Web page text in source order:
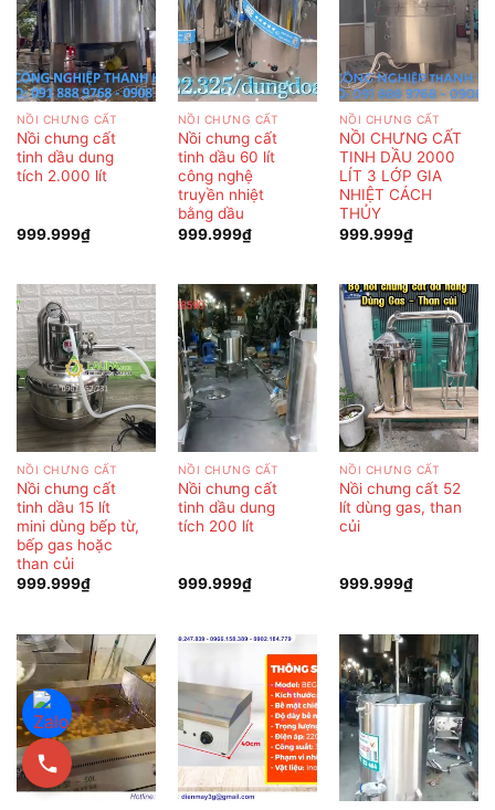
NỒI CHƯNG CẤT
Nồi chưng cất
tinh dầu dung
tích 2.000 lít
999.999₫
NỒI CHƯNG CẤT
Nồi chưng cất
tinh dầu 60 lít
công nghệ
truyền nhiệt
bằng dầu
999.999₫
NỒI CHƯNG CẤT
NỒI CHƯNG CẤT
TINH DẦU 2000
LÍT 3 LỚP GIA
NHIỆT CÁCH
THỦY
999.999₫
NỒI CHƯNG CẤT
Nồi chưng cất
tinh dầu 15 lít
mini dùng bếp từ,
bếp gas hoặc
than củi
999.999₫
NỒI CHƯNG CẤT
Nồi chưng cất
tinh dầu dung
tích 200 lít
999.999₫
NỒI CHƯNG CẤT
Nồi chưng cất 52
lít dùng gas, than
củi
999.999₫